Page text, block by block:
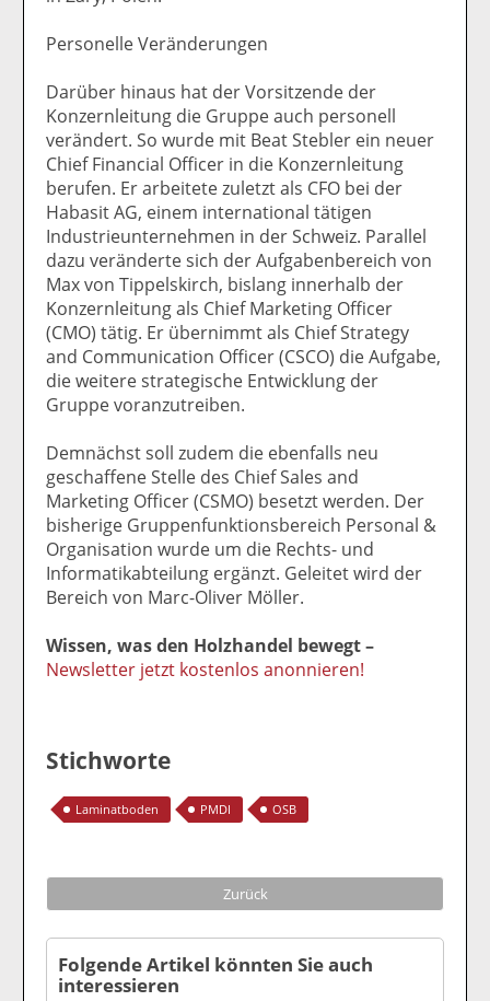
Personelle Veränderungen
Darüber hinaus hat der Vorsitzende der
Konzernleitung die Gruppe auch personell
verändert. So wurde mit Beat Stebler ein neuer
Chief Financial Officer in die Konzernleitung
berufen. Er arbeitete zuletzt als CFO bei der
Habasit AG, einem international tätigen
Industrieunternehmen in der Schweiz. Parallel
dazu veränderte sich der Aufgabenbereich von
Max von Tippelskirch, bislang innerhalb der
Konzernleitung als Chief Marketing Officer
(CMO) tätig. Er übernimmt als Chief Strategy
and Communication Officer (CSCO) die Aufgabe,
die weitere strategische Entwicklung der
Gruppe voranzutreiben.
Demnächst soll zudem die ebenfalls neu
geschaffene Stelle des Chief Sales and
Marketing Officer (CSMO) besetzt werden. Der
bisherige Gruppenfunktionsbereich Personal &
Organisation wurde um die Rechts- und
Informatikabteilung ergänzt. Geleitet wird der
Bereich von Marc-Oliver Möller.
Wissen, was den Holzhandel bewegt –
Newsletter jetzt kostenlos anonnieren!
Stichworte
Laminatboden PMDI OSB
Zurück
Folgende Artikel könnten Sie auch
interessieren